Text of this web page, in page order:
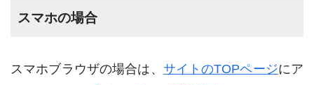
スマホの場合
スマホブラウザの場合は、 サイトのTOPページにア